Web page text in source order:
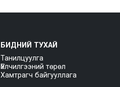
БИДНИЙ ТУХАЙ
Танилцуулга
Үйлчилгээний төрөл
Хамтрагч байгууллага